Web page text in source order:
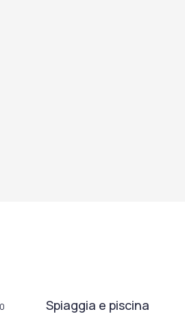
Spiaggia e piscina